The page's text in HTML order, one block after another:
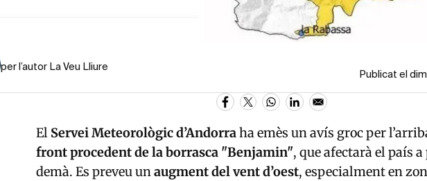
per l’autor La Veu Lliure
Publicat el
El Servei Meteorològic d’Andorraha emès un avís groc per
front procedent de la borrasca "Benjamin", que afectarà el país
demà. Es preveu unaugment del vent d’oest, especialment en